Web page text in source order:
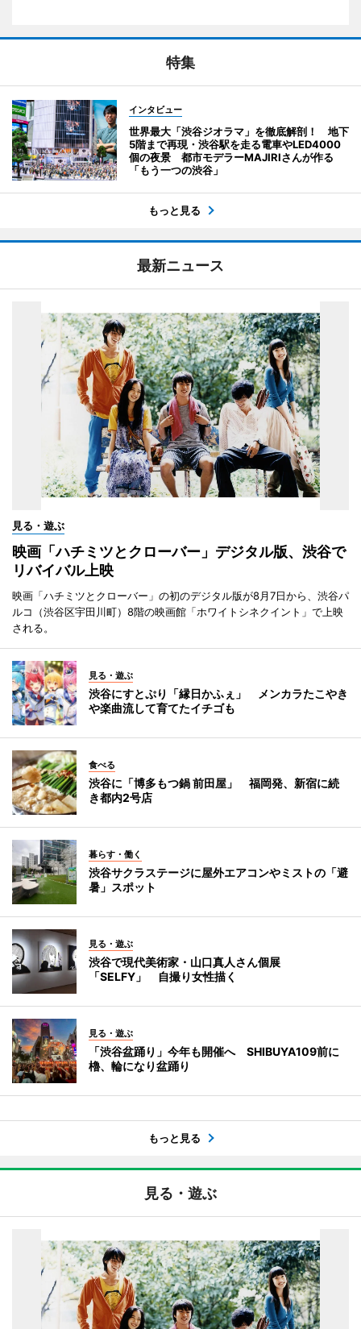
特集
インタビュー
世界最大「渋谷ジオラマ」を徹底解剖！ 地下
5階まで再現・渋谷駅を走る電車やLED4000
個の夜景 都市モデラーMAJIRIさんが作る
「もう一つの渋谷」
もっと見る
最新ニュース
見る・遊ぶ
映画「ハチミツとクローバー」デジタル版、渋谷で
リバイバル上映
映画「ハチミツとクローバー」の初のデジタル版が8月7日から、渋谷パ
ルコ（渋谷区宇田川町）8階の映画館「ホワイトシネクイント」で上映
される。
見る・遊ぶ
渋谷にすとぷり「縁日かふぇ」 メンカラたこやき
や楽曲流して育てたイチゴも
食べる
渋谷に「博多もつ鍋 前田屋」 福岡発、新宿に続
き都内2号店
暮らす・働く
渋谷サクラステージに屋外エアコンやミストの「避
暑」スポット
見る・遊ぶ
渋谷で現代美術家・山口真人さん個展
「SELFY」 自撮り女性描く
見る・遊ぶ
「渋谷盆踊り」今年も開催へ SHIBUYA109前に
櫓、輪になり盆踊り
もっと見る
見る・遊ぶ